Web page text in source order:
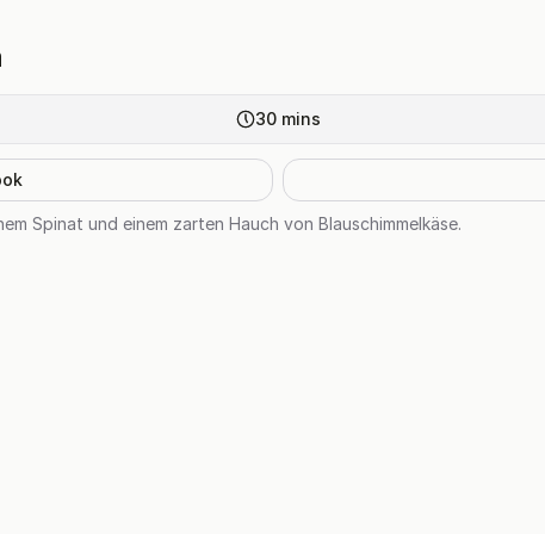
30 mins
Spinat und einem zarten Hauch von Blauschimmelkäse.